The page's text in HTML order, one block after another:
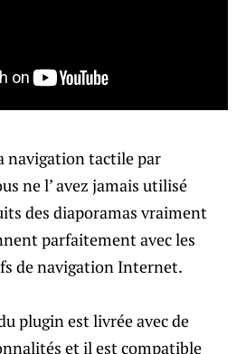
navigation tactile par
ne l’ avez jamais utilisé
des diaporamas vraiment
parfaitement avec les
de navigation Internet.
plugin est livrée avec de
et il est compatible